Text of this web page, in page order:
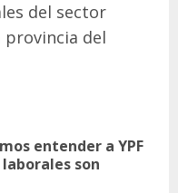
del sector
del
entender a YPF
son